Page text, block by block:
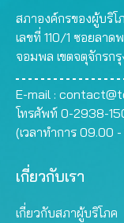
สภาองค์กรของผู้บริโ
เลขที่ 110/1 ซอยลา
จอมพล เขตจตุจักรก
E-mail :
โทรศัพท์ 0-2938-
(เวลาทำการ 09.00
เกี่ยวกับเรา
เกี่ยวกับสภาผู้บริโภค